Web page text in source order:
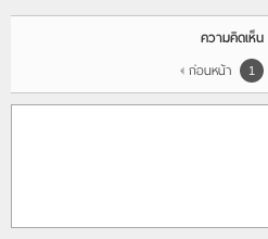
ความคิดเห็น
ก่อนหน้า 1